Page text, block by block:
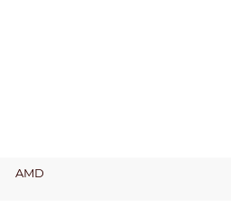
AMD